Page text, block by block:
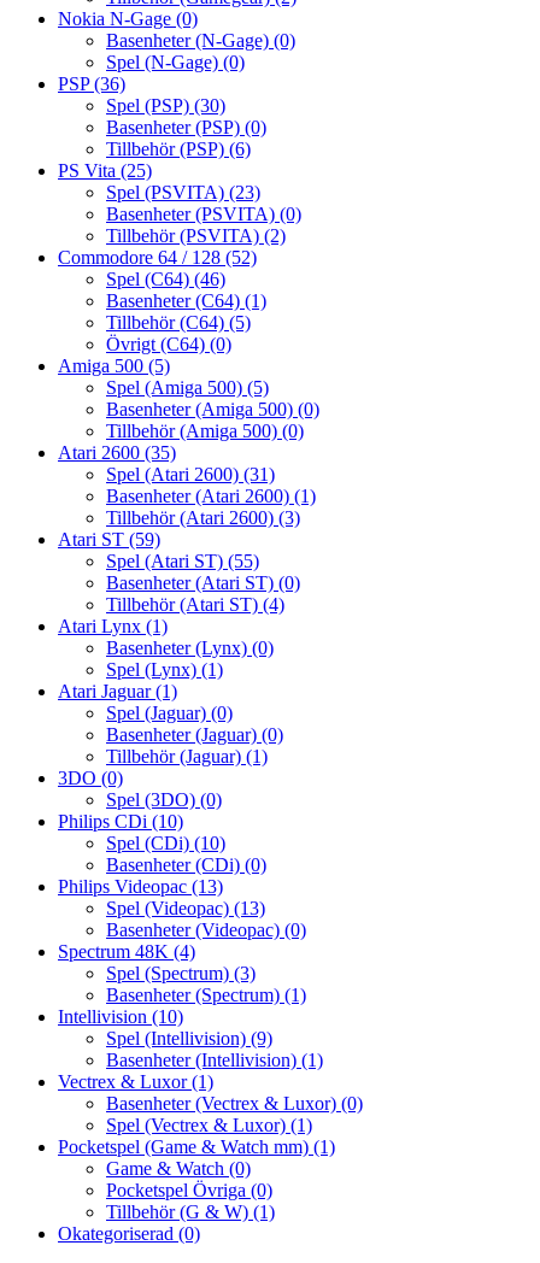
Nokia N-Gage (0)
Basenheter (N-Gage) (0)
Spel (N-Gage) (0)
PSP(36)
Spel (PSP) (30)
Basenheter (PSP) (0)
Tillbehör (PSP) (6)
PS Vita (25)
Spel (PSVITA) (23)
Basenheter (PSVITA) (0)
Tillbehör (PSVITA) (2)
Commodore 64 / 128 (52)
Spel (C64) (46)
Basenheter (C64) (1)
Tillbehör (C64) (5)
Övrigt (C64) (0)
Amiga 500 (5)
Spel (Amiga 500) (5)
Basenheter (Amiga 500) (0)
Tillbehör (Amiga 500) (0)
Atari 2600 (35)
Spel (Atari 2600) (31)
Basenheter (Atari 2600) (1)
Tillbehör (Atari 2600) (3)
Atari ST (59)
Spel (Atari ST) (55)
Basenheter (Atari ST) (0)
Tillbehör (Atari ST) (4)
Atari Lynx (1)
Basenheter (Lynx) (0)
Spel (Lynx) (1)
Atari Jaguar(1)
Spel (Jaguar) (0)
Basenheter (Jaguar) (0)
Tillbehör (Jaguar) (1)
3DO (0)
Spel (3DO) (0)
Philips CDi (10)
Spel (CDi) (10)
Basenheter (CDi) (0)
Philips Videopac (13)
Spel (Videopac) (13)
Basenheter (Videopac) (0)
Spectrum 48K (4)
Spel (Spectrum) (3)
Basenheter (Spectrum) (1)
Intellivision (10)
Spel (Intellivision) (9)
Basenheter (Intellivision) (1)
Vectrex & Luxor(1)
Basenheter (Vectrex & Luxor) (0)
Spel (Vectrex & Luxor) (1)
Pocketspel (Game & Watch mm) (1)
Game & Watch (0)
Pocketspel Övriga (0)
Tillbehör (G & W) (1)
Okategoriserad (0)